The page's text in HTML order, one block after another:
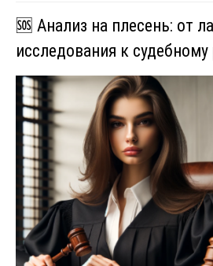
🆘 Анализ на плесень: от
исследования к